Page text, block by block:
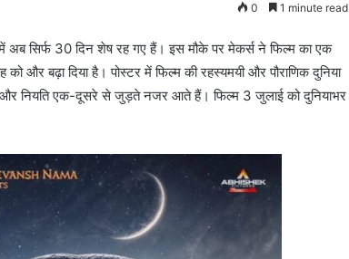
0 1 minute read
में अब सिर्फ 30 दिन शेष रह गए हैं। इस मौके पर मेकर्स ने फिल्म का एक
और बढ़ा दिया है। पोस्टर में फिल्म की रहस्यमयी और पौराणिक दुनिया
और नियति एक-दूसरे से जुड़ते नजर आते हैं। फिल्म 3 जुलाई को दुनियाभर